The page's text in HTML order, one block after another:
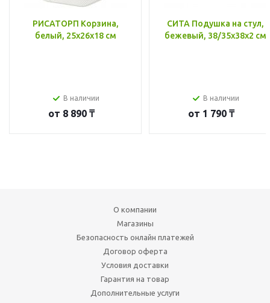
РИСАТОРП Корзина,
белый, 25x26x18 см
В наличии
от 8 890 ₸
СИТА Подушка на стул,
бежевый, 38/35x38x2 см
В наличии
от 1 790 ₸
О компании
Магазины
Безопасность онлайн платежей
Договор оферта
Условия доставки
Гарантия на товар
Дополнительные услуги